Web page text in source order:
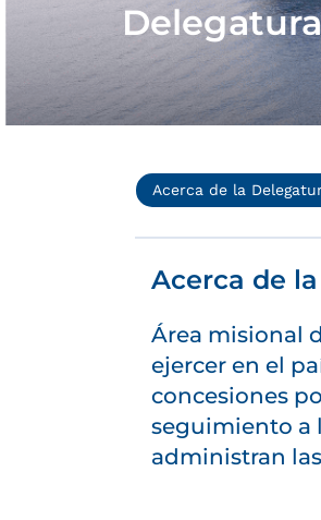
Acerca de la
Acerca de
Área misional
ejercer en el
concesiones
seguimiento a
administran